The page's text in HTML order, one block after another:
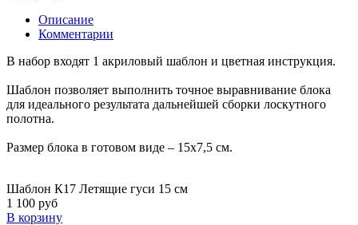
Описание
Комментарии
В набор входят 1 акриловый шаблон и цветная инструкция.
Шаблон позволяет выполнить точное выравнивание блока
для идеального результата дальнейшей сборки лоскутного
полотна.
Размер блока в готовом виде – 15х7,5 см.
Шаблон К17 Летящие гуси 15 см
1 100 руб
В корзину